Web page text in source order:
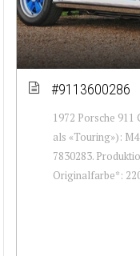
#9113600286
1972 Porsche 911
als «Touring»):
7830283.
Originalfarbe*: